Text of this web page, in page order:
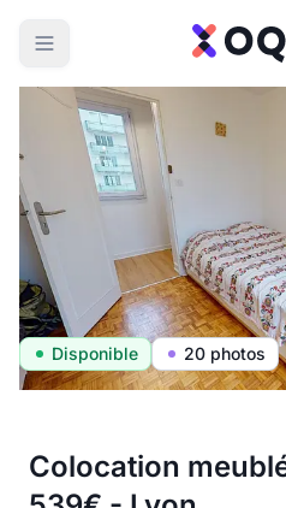
Disponible 20 photos
Colocation